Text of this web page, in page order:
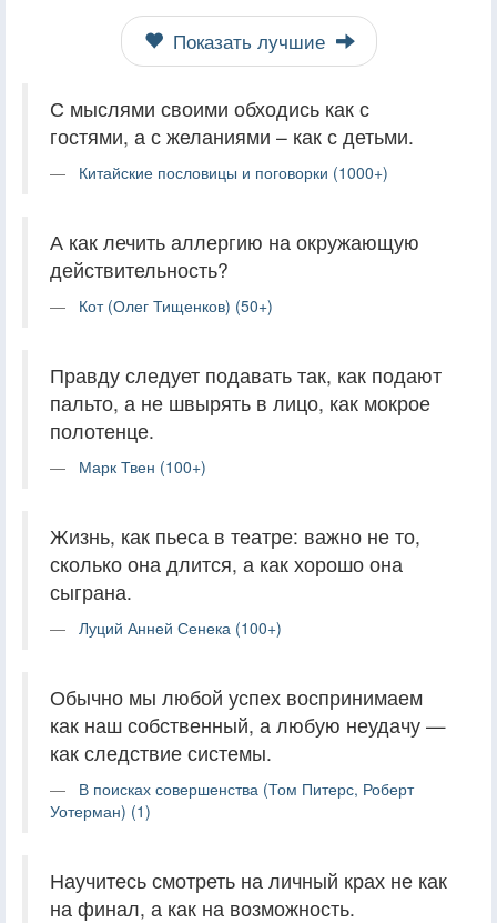
Показать лучшие
С мыслями своими обходись как с
гостями, а с желаниями – как с детьми.
Китайские пословицы и поговорки (1000+)
А как лечить аллергию на окружающую
действительность?
Кот (Олег Тищенков) (50+)
Правду следует подавать так, как подают
пальто, а не швырять в лицо, как мокрое
полотенце.
Марк Твен (100+)
Жизнь, как пьеса в театре: важно не то,
сколько она длится, а как хорошо она
сыграна.
Луций Анней Сенека (100+)
Обычно мы любой успех воспринимаем
как наш собственный, а любую неудачу —
как следствие системы.
В поисках совершенства (Том Питерс, Роберт
Уотерман) (1)
Научитесь смотреть на личный крах не как
на финал, а как на возможность.